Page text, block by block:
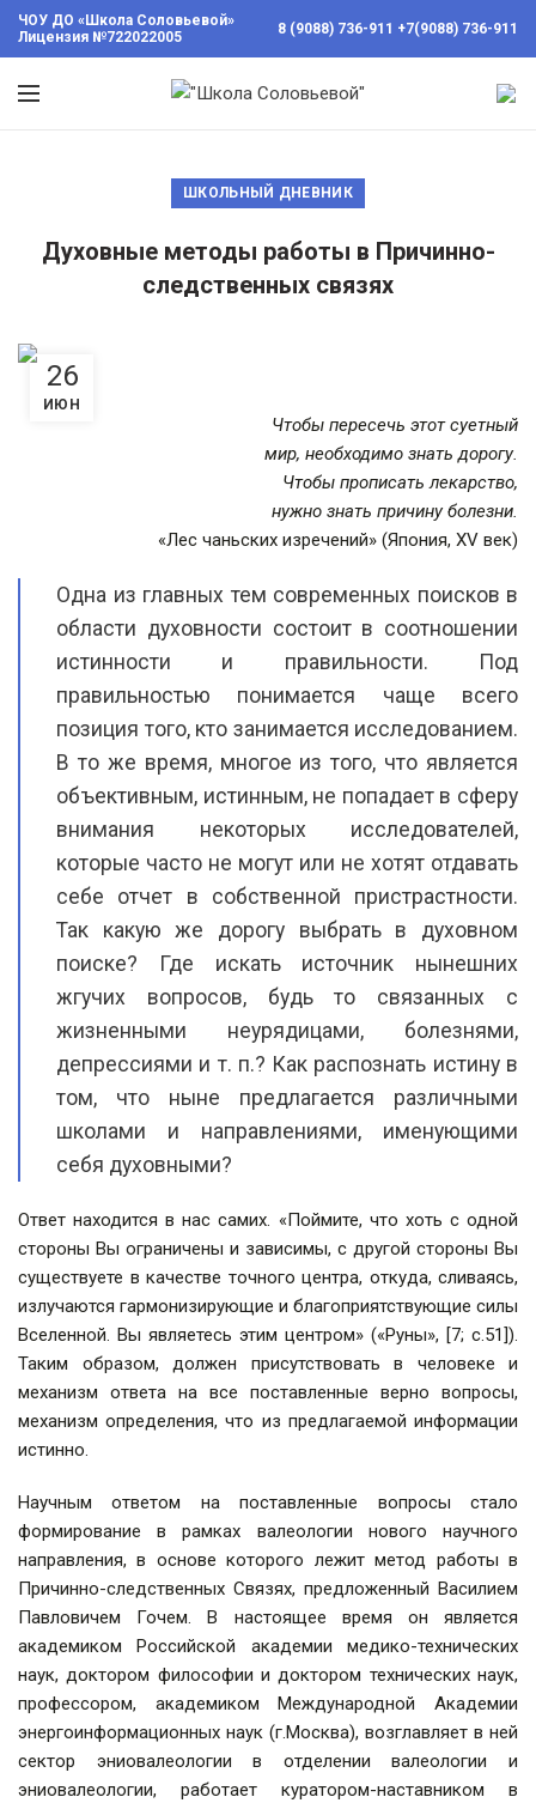
ЧОУ ДО «Школа Соловьевой»
Лицензия №722022005
8 (9088) 736-911 +7(9088) 736-911
ШКОЛЬНЫЙ ДНЕВНИК
Духовные методы работы в Причинно-
следственных связях
26
ИЮН
Чтобы пересечь этот суетный
мир, необходимо знать дорогу.
Чтобы прописать лекарство,
нужно знать причину болезни.
«Лес чаньских изречений» (Япония, XV век)
Одна из главных тем современных поисков в
области духовности состоит в соотношении
истинности и правильности. Под
правильностью понимается чаще всего
позиция того, кто занимается исследованием.
В то же время, многое из того, что является
объективным, истинным, не попадает в сферу
внимания некоторых исследователей,
которые часто не могут или не хотят отдавать
себе отчет в собственной пристрастности.
Так какую же дорогу выбрать в духовном
поиске? Где искать источник нынешних
жгучих вопросов, будь то связанных с
жизненными неурядицами, болезнями,
депрессиями и т. п.? Как распознать истину в
том, что ныне предлагается различными
школами и направлениями, именующими
себя духовными?
Ответ находится в нас самих. «Поймите, что хоть с одной
стороны Вы ограничены и зависимы, с другой стороны Вы
существуете в качестве точного центра, откуда, сливаясь,
излучаются гармонизирующие и благоприятствующие силы
Вселенной. Вы являетесь этим центром» («Руны», [7; с.51]).
Таким образом, должен присутствовать в человеке и
механизм ответа на все поставленные верно вопросы,
механизм определения, что из предлагаемой информации
истинно.
Научным ответом на поставленные вопросы стало
формирование в рамках валеологии нового научного
направления, в основе которого лежит метод работы в
Причинно-следственных Связях, предложенный Василием
Павловичем Гочем. В настоящее время он является
академиком Российской академии медико-технических
наук, доктором философии и доктором технических наук,
профессором, академиком Международной Академии
энергоинформационных наук (г.Москва), возглавляет в ней
сектор эниовалеологии в отделении валеологии и
эниовалеологии, работает куратором-наставником в
Консультации